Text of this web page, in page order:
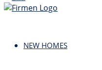
NEW HOMES